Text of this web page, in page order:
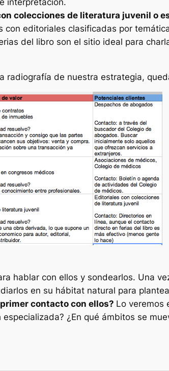
colecciones de literatura juvenil o
editoriales clasificadas por
del libro son el sitio ideal para
radiografía de nuestra estrategia,
hablar con ellos y sondearlos. Una
en su hábitat natural para
contacto con ellos? Lo veremos
¿En qué ámbitos se